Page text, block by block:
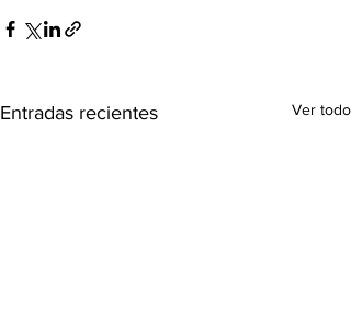
Entradas recientes Ver todo